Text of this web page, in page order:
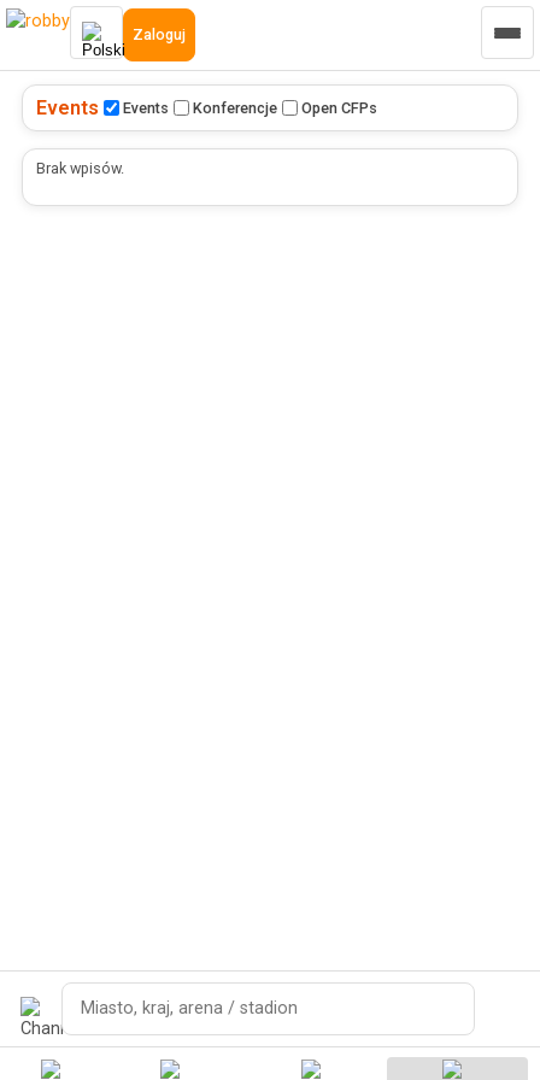
Zaloguj
Events Events Konferencje Open CFPs
Brak wpisów.
Szukaj